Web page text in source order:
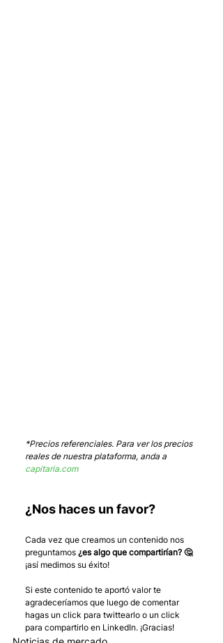
*Precios referenciales. Para ver los precios
reales de nuestra plataforma, anda a
capitaria.com
¿Nos haces un favor?
Cada vez que creamos un contenido nos
preguntamos ¿es algo que compartirían? 🤔
¡así medimos su éxito!
Si este contenido te aportó valor te
agradeceríamos que luego de comentar
hagas un click para twittearlo o un click
para compartirlo en LinkedIn. ¡Gracias!